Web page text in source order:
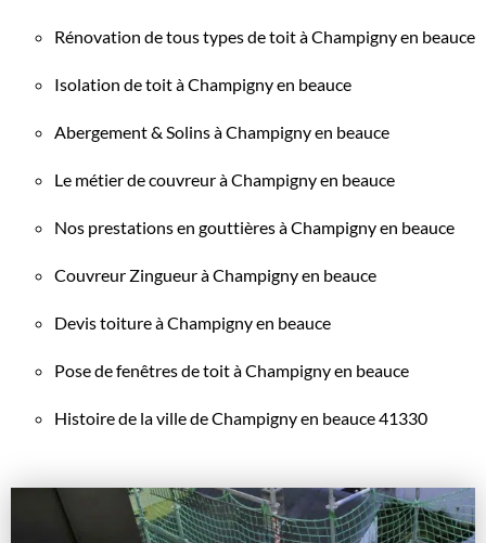
Rénovation de tous types de toit à Champigny en beauce
Isolation de toit à Champigny en beauce
Abergement & Solins à Champigny en beauce
Le métier de couvreur à Champigny en beauce
Nos prestations en gouttières à Champigny en beauce
Couvreur Zingueur à Champigny en beauce
Devis toiture à Champigny en beauce
Pose de fenêtres de toit à Champigny en beauce
Histoire de la ville de Champigny en beauce 41330